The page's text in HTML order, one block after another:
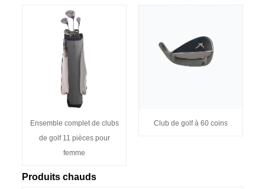
Ensemble complet de clubs
de golf 11 pièces pour
femme
Club de golf à 60 coins
Produits chauds